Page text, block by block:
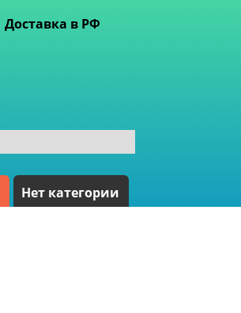
Доставка в РФ
Нет категории